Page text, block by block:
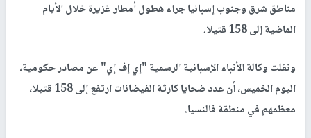
مناطق شرق وجنوب إسبانيا جراء هطول أمطار غزيرة خلال الأيام
الماضية إلى 158 قتيلا.
ونقلت وكالة الأنباء الإسبانية الرسمية "إي إف إي" عن مصادر حكومية،
اليوم الخميس، أن عدد ضحايا كارثة الفيضانات ارتفع إلى 158 قتيلا،
معظمهم في منطقة فالنسيا.